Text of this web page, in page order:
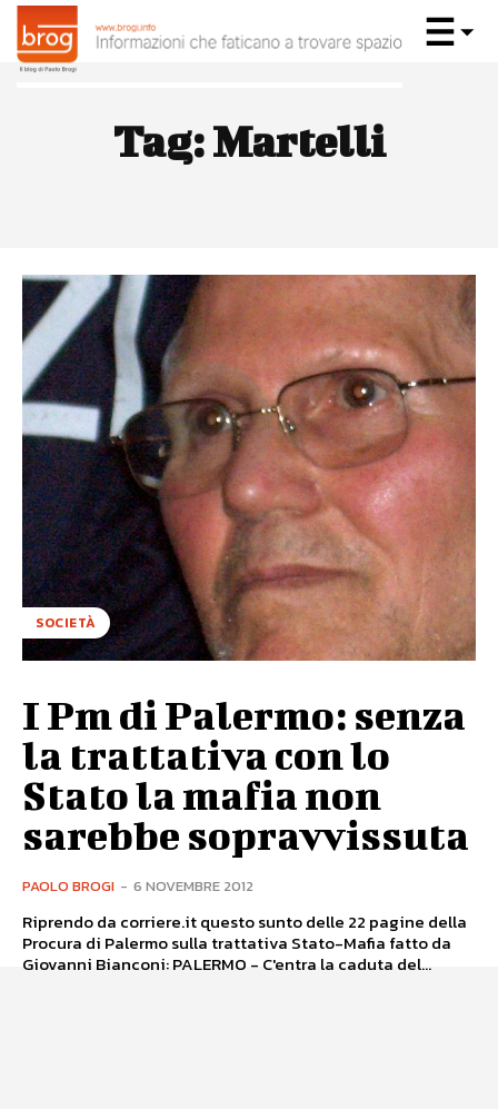
Tag:Martelli
SOCIETÀ
I Pm di Palermo: senza
la trattativa con lo
Stato la mafia non
sarebbe sopravvissuta
PAOLO BROGI - 6 NOVEMBRE 2012
Riprendo da corriere.it questo sunto delle 22 pagine della
Procura di Palermo sulla trattativa Stato-Mafia fatto da
Giovanni Bianconi: PALERMO - C'entra la caduta del...